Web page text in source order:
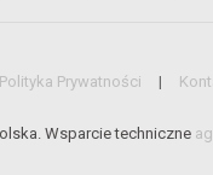
Polityka Prywatności
Wsparcie techniczne